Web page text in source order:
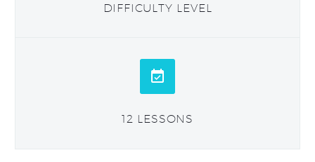
DIFFICULTY LEVEL


12 LESSONS